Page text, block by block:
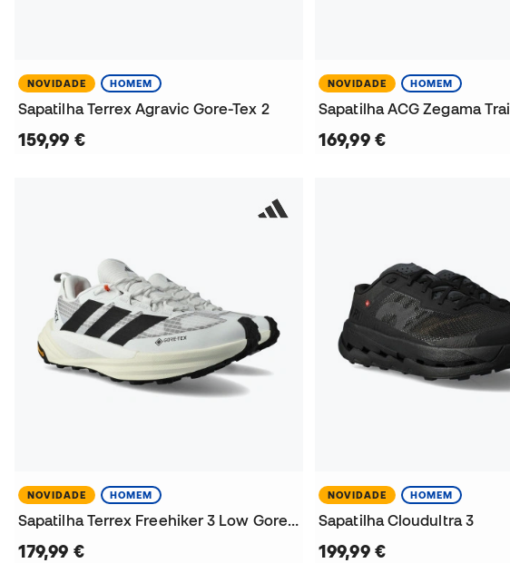
NOVIDADE HOMEM
Sapatilha Terrex Agravic Gore-Tex 2
159,99 €
NOVIDADE HOMEM
Sapatilha ACG Zegama Trail
169,99 €
NOVIDADE HOMEM
Sapatilha Terrex Freehiker 3 Low Gore-Tex
179,99 €
NOVIDADE HOMEM
Sapatilha Cloudultra 3
199,99 €